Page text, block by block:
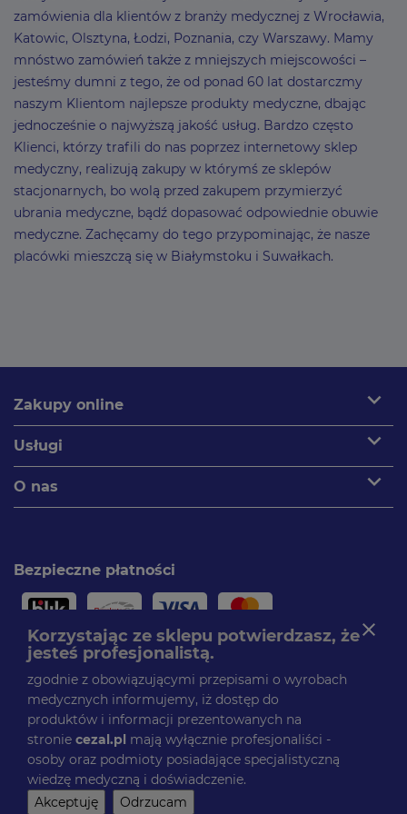
zamówienia dla klientów z branży medycznej z Wrocławia,
Katowic, Olsztyna, Łodzi, Poznania, czy Warszawy. Mamy
mnóstwo zamówień także z mniejszych miejscowości –
jesteśmy dumni z tego, że od ponad 60 lat dostarczmy
naszym Klientom najlepsze produkty medyczne, dbając
jednocześnie o najwyższą jakość usług. Bardzo często
Klienci, którzy trafili do nas poprzez internetowy sklep
medyczny, realizują zakupy w którymś ze sklepów
stacjonarnych, bo wolą przed zakupem przymierzyć
ubrania medyczne, bądź dopasować odpowiednie obuwie
medyczne. Zachęcamy do tego przypominając, że nasze
placówki mieszczą się w Białymstoku i Suwałkach.
Zakupy online expand_more
Usługi expand_more
O nas expand_more
Bezpieczne płatności
Paczki dostarczamy
Obserwuj nas
Facebook
Korzystając ze sklepu potwierdzasz, że
jesteś profesjonalistą.
zgodnie z obowiązującymi przepisami o wyrobach
medycznych informujemy, iż dostęp do
produktów i informacji prezentowanych na
stronie cezal.pl mają wyłącznie profesjonaliści -
osoby oraz podmioty posiadające specjalistyczną
wiedzę medyczną i doświadczenie.
close
© CEZAL 2025. Wszelkie prawa zastrzeżone.